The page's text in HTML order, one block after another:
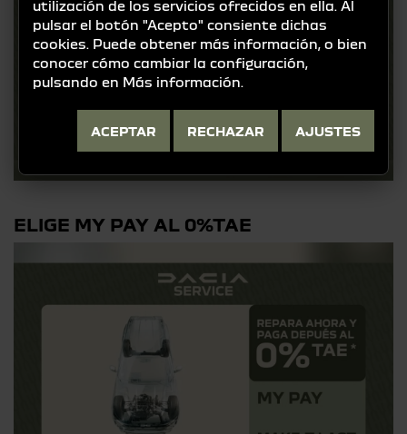
ELIGE MY PAY AL 0%TAE
utilización de los servicios ofrecidos en ella. Al
pulsar el botón "Acepto" consiente dichas
cookies. Puede obtener más información, o bien
conocer cómo cambiar la configuración,
pulsando en Más información
ACEPTAR RECHAZAR AJUSTES